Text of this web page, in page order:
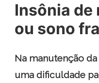
Insônia de
ou sono
Na manutenção
uma dificuldade